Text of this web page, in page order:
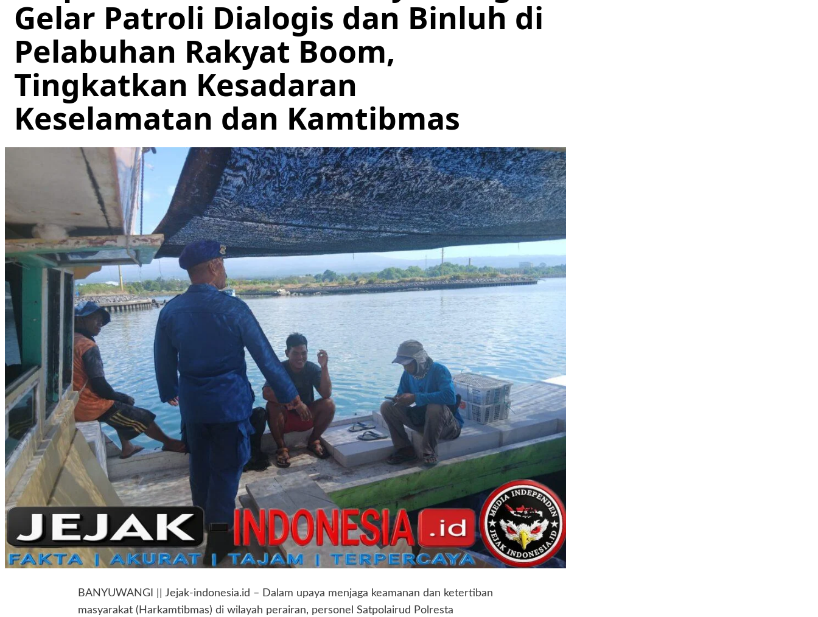
Gelar Patroli Dialogis dan Binluh di
Pelabuhan Rakyat Boom,
Tingkatkan Kesadaran
Keselamatan dan Kamtibmas
BANYUWANGI || Jejak-indonesia.id – Dalam upaya menjaga keamanan dan ketertiban
masyarakat (Harkamtibmas) di wilayah perairan, personel Satpolairud Polresta